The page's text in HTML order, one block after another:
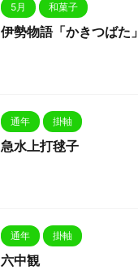
5月 和菓子
伊勢物語「かきつばた」
通年 掛軸
急水上打毬子
通年 掛軸
六中観